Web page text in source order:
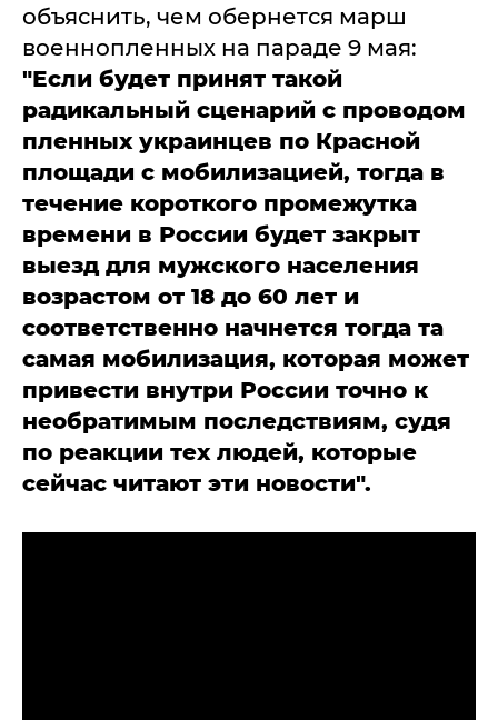
объяснить, чем обернется марш
военнопленных на параде 9 мая:
"Если будет принят такой
радикальный сценарий с проводом
пленных украинцев по Красной
площади с мобилизацией, тогда в
течение короткого промежутка
времени в России будет закрыт
выезд для мужского населения
возрастом от 18 до 60 лет и
соответственно начнется тогда та
самая мобилизация, которая может
привести внутри России точно к
необратимым последствиям, судя
по реакции тех людей, которые
сейчас читают эти новости".